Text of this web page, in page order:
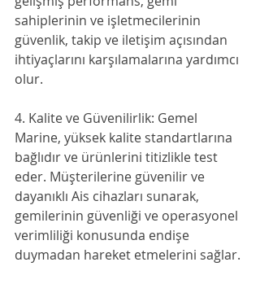
sahiplerinin ve işletmecilerinin
güvenlik, takip ve iletişim açısından
ihtiyaçlarını karşılamalarına yardımcı
olur.
4. Kalite ve Güvenilirlik: Gemel
Marine, yüksek kalite standartlarına
bağlıdır ve ürünlerini titizlikle test
eder. Müşterilerine güvenilir ve
dayanıklı Ais cihazları sunarak,
gemilerinin güvenliği ve operasyonel
verimliliği konusunda endişe
duymadan hareket etmelerini sağlar.